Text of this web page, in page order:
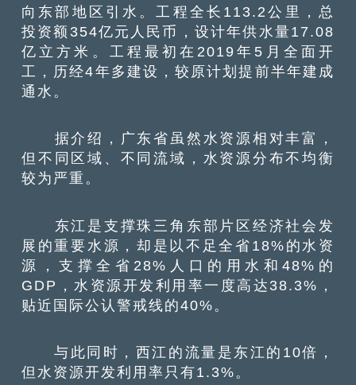
向东部地区引水。工程全长113.2公里，总
投资额354亿元人民币，设计年供水量17.08
亿立方米。工程最初在2019年5月全面开
工，历经4年多建设，较原计划提前半年建成
通水。
据介绍，广东省虽然水资源相对丰富，
但不同区域、不同流域，水资源分布不均衡
较为严重。
东江是支撑珠三角东部片区经济社会发
展的重要水源，却是以不足全省18%的水资
源，支撑全省28%人口的用水和48%的
GDP，水资源开发利用率一度高达38.3%，
贴近国际公认警戒线的40%。
与此同时，西江的流量是东江的10倍，
但水资源开发利用率只有1.3%。